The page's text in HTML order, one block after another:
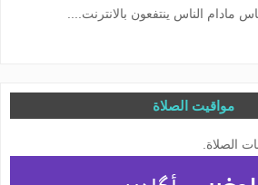
مادام الناس ينتفعون بالانترنت....
مواقيت الصلاة
الصلاة.